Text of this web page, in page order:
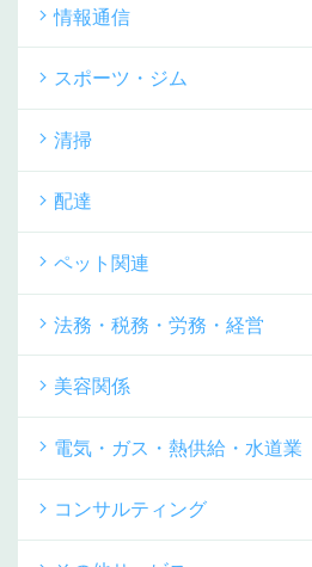
情報通信
スポーツ・ジム
清掃
配達
ペット関連
法務・税務・労務・経営
美容関係
電気・ガス・熱供給・水道業
コンサルティング